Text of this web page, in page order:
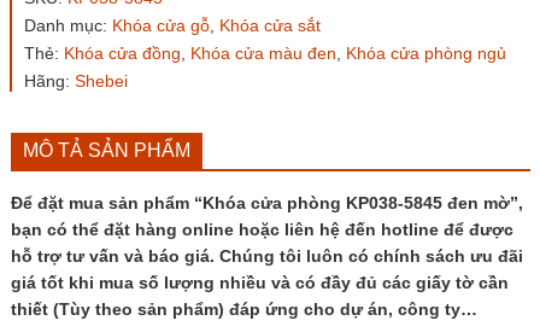
đen
mờ
số
Danh mục: Khóa cửa gỗ, Khóa cửa sắt
Thẻ: Khóa cửa đồng Khóa cửa màu đen
Khóa cửa phòng ngủ
Hãng: Shebei
MÔ TẢ SẢN PHẨM
Để đặt mua sản phẩm “Khóa cửa phòng KP038-5845 đen mờ”,
bạn có thể đặt hàng online hoặc liên hệ đến hotline để được
hỗ trợ tư vấn và báo giá. Chúng tôi luôn có chính sách ưu đãi
giá tốt khi mua số lượng nhiều và có đầy đủ các giấy tờ cần
thiết (Tùy theo sản phẩm) đáp ứng cho dự án, công ty…